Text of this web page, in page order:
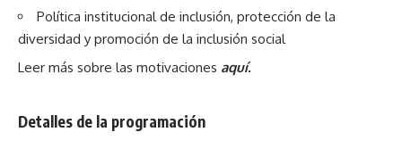
Política institucional de inclusión, protección de la
diversidad y promoción de la inclusión social
Leer más sobre las motivaciones aquí.
Detalles de la programación